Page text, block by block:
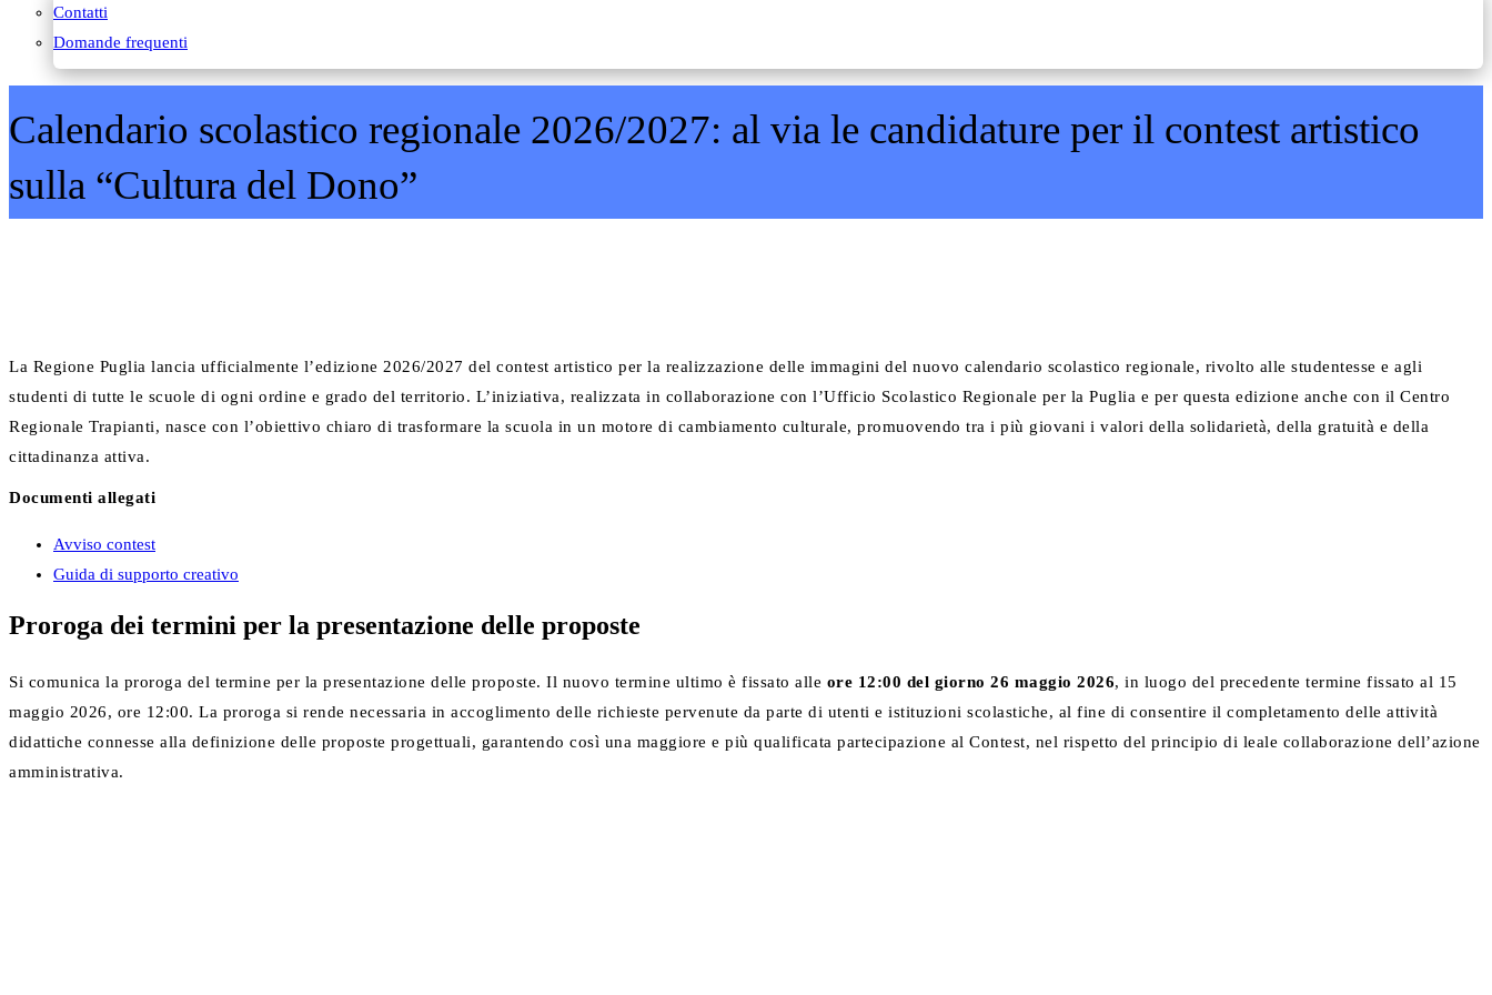
Contatti
Domande frequenti
Calendario scolastico regionale 2026/2027: al via le candidature per il contest artistico
sulla “Cultura del Dono”
La Regione Puglia lancia ufficialmente l’edizione 2026/2027 del contest artistico per la realizzazione delle immagini del nuovo calendario scolastico regionale, rivolto alle studentesse e agli
studenti di tutte le scuole di ogni ordine e grado del territorio. L’iniziativa, realizzata in collaborazione con l’Ufficio Scolastico Regionale per la Puglia e per questa edizione anche con il Centro
Regionale Trapianti, nasce con l’obiettivo chiaro di trasformare la scuola in un motore di cambiamento culturale, promuovendo tra i più giovani i valori della solidarietà, della gratuità e della
cittadinanza attiva.
Documenti allegati
Avviso contest
Guida di supporto creativo
Proroga dei termini per la presentazione delle proposte
Si comunica la proroga del termine per la presentazione delle proposte. Il nuovo termine ultimo è fissato alle ore 12:00 del giorno 26 maggio 2026, in luogo del precedente termine fissato al 15
maggio 2026, ore 12:00. La proroga si rende necessaria in accoglimento delle richieste pervenute da parte di utenti e istituzioni scolastiche, al fine di consentire il completamento delle attività
didattiche connesse alla definizione delle proposte progettuali, garantendo così una maggiore e più qualificata partecipazione al Contest, nel rispetto del principio di leale collaborazione dell’azione
amministrativa.